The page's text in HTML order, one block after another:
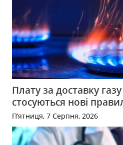
Плату за доставку
стосуються нові
П’ятниця, 7 Серпня, 2026